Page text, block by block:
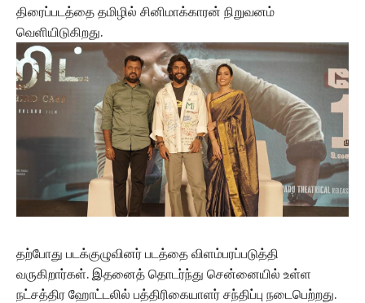
திரைப்படத்தை தமிழில் சினிமாக்காரன் நிறுவனம்
வெளியிடுகிறது.
தற்போது படக்குழுவினர் படத்தை விளம்பரப்படுத்தி
வருகிறார்கள். இதனைத் தொடர்ந்து சென்னையில் உள்ள
நட்சத்திர ஹோட்டலில் பத்திரிகையாளர் சந்திப்பு நடைபெற்றது.